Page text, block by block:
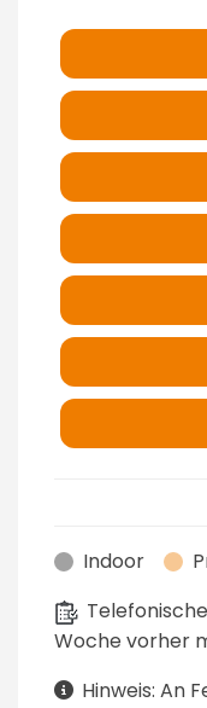
Indoor
Woche vorher
Hinweis: An